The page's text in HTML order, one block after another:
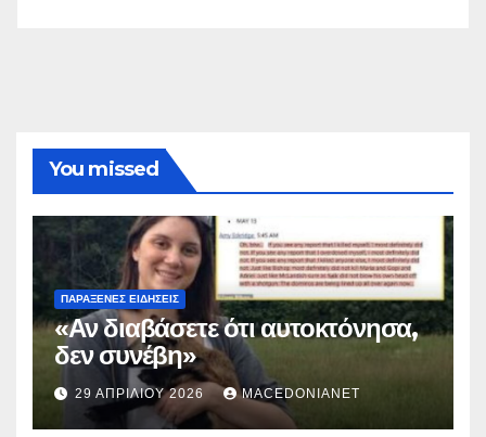
You missed
ΠΑΡΆΞΕΝΕΣ ΕΙΔΉΣΕΙΣ
«Αν διαβάσετε ότι αυτοκτόνησα,
δεν συνέβη»
29 ΑΠΡΙΛΊΟΥ 2026 MACEDONIANET